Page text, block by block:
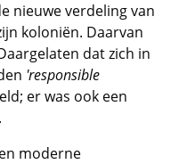
nieuwe verdeling van
koloniën. Daarvan
dat zich in
'responsible
er was ook een
moderne